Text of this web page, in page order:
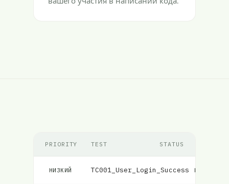
PRIORITY TEST STATUS
НИЗКИЙ TC001_User_Login_Success Провален